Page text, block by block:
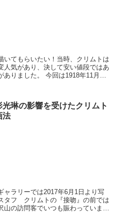
いてもらいたい！当時、クリムトは
人気があり、決して安い値段ではあ
りました。 今回は1918年11月、
光琳の影響を受けたクリムト
法
ャラリーでは2017年6月1日より写
タフ クリムトの『接吻』の前では
の訪問客でいつも賑わっています